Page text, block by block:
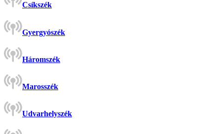
Csíkszék
Gyergyószék
Háromszék
Marosszék
Udvarhelyszék